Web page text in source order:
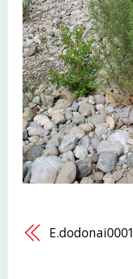
E.dodonai0001